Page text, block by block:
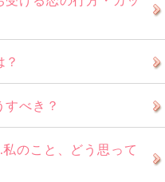
べき？
のこと、どう思って